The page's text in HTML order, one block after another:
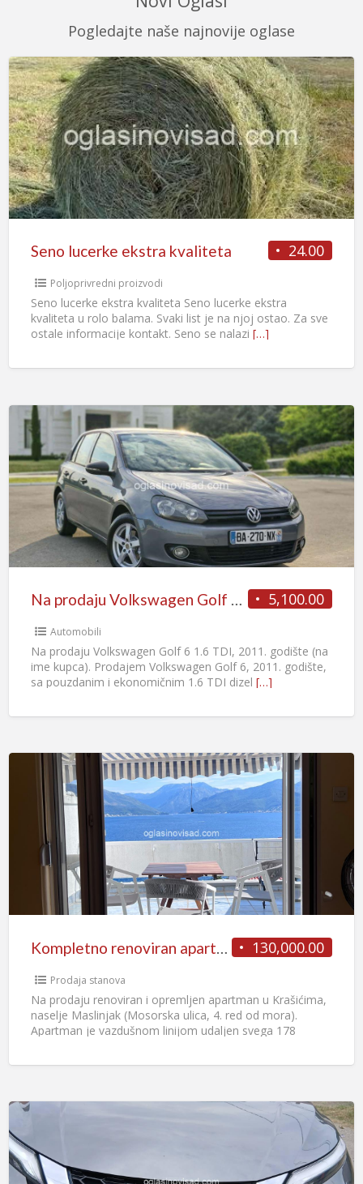
Pogledajte naše najnovije oglase
24.00
Seno lucerke ekstra kvaliteta
Poljoprivredni proizvodi
Seno lucerke ekstra kvaliteta Seno lucerke ekstra
kvaliteta u rolo balama. Svaki list je na njoj ostao. Za sve
ostale informacije kontakt. Seno se nalazi […]
5,100.00
Na prodaju Volkswagen Golf 6 1.6 TDI, 2011. godište
Automobili
Na prodaju Volkswagen Golf 6 1.6 TDI, 2011. godište (na
ime kupca). Prodajem Volkswagen Golf 6, 2011. godište,
sa pouzdanim i ekonomičnim 1.6 TDI dizel […]
130,000.00
Prodaja stanova
Na prodaju renoviran i opremljen apartman u Krašićima,
naselje Maslinjak (Mosorska ulica, 4. red od mora).
Apartman je vazdušnom linijom udaljen svega 178